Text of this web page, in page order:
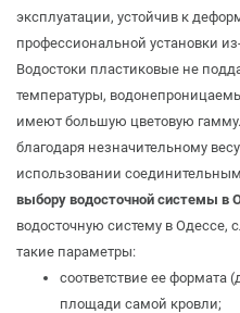
эксплуатации, устойчив к
профессиональной установки
Водостоки пластиковые не
температуры,
имеют большую цветовую
благодаря незначительному
использовании
выбору водосточной системы в
водосточную систему в Одессе,
такие параметры:
соответствие ее формата
площади самой кровли;